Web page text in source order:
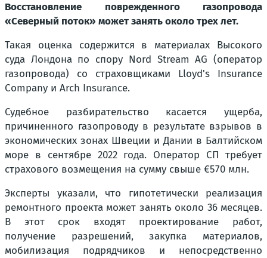
Восстановление поврежденного газопровода
«Северный поток» может занять около трех лет.
Такая оценка содержится в материалах Высокого
суда Лондона по спору Nord Stream AG (оператор
газопровода) со страховщиками Lloyd's Insurance
Company и Arch Insurance.
Судебное разбирательство касается ущерба,
причиненного газопроводу в результате взрывов в
экономических зонах Швеции и Дании в Балтийском
море в сентябре 2022 года. Оператор СП требует
страхового возмещения на сумму свыше €570 млн.
Эксперты указали, что гипотетически реализация
ремонтного проекта может занять около 36 месяцев.
В этот срок входят проектирование работ,
получение разрешений, закупка материалов,
мобилизация подрядчиков и непосредственно